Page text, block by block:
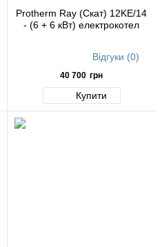
Protherm Ray (Скат) 12KE/14
- (6 + 6 кВт) електрокотел
Відгуки (0)
40 700 грн
Купити